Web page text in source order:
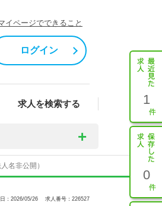
イページでできること
ログイン
求人を検索する 1
0
名非公開）
：2026/05/26 求人番号：226527